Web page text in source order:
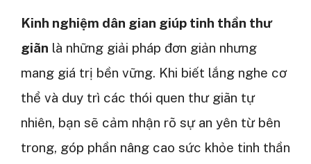
Kinh nghiệm dân gian giúp tinh thần thư
giãn là những giải pháp đơn giản nhưng
mang giá trị bền vững. Khi biết lắng nghe cơ
thể và duy trì các thói quen thư giãn tự
nhiên, bạn sẽ cảm nhận rõ sự an yên từ bên
trong, góp phần nâng cao sức khỏe tinh thần